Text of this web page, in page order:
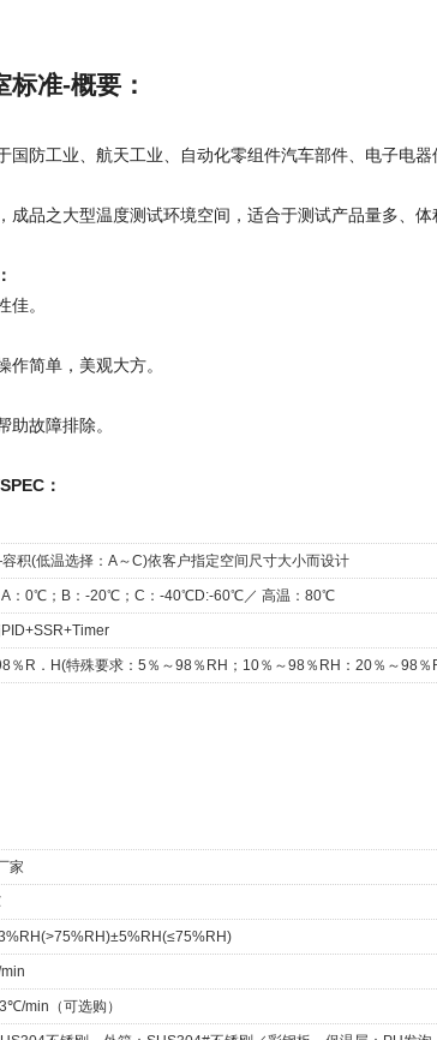
准-概要：
国防工业、航天工业、自动化零组件汽车部件、电子电
成品之大型温度测试环境空间，适合于测试产品量多、体
佳。
作简单，美观大方。
助故障排除。
：
积(低温选择：A～C)依客户指定空间尺寸大小而设计
A：0℃；B：-20℃；C：-40℃D:-60℃／ 高温：80℃
％R．H(特殊要求：5％～98％RH；10％～98％RH：20％～98％
家
min（可选购）